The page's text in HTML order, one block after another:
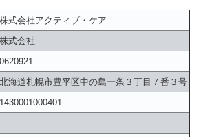
株式会社アクティブ・ケア
株式会社
0620921
北海道札幌市豊平区中の島一条３丁目７番３号
1430001000401